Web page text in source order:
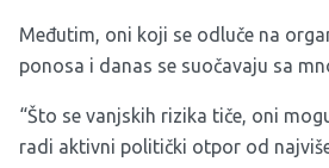
Međutim, oni koji se odluče na
ponosa i danas se suočavaju sa
“Što se vanjskih rizika tiče, oni
radi aktivni politički otpor od